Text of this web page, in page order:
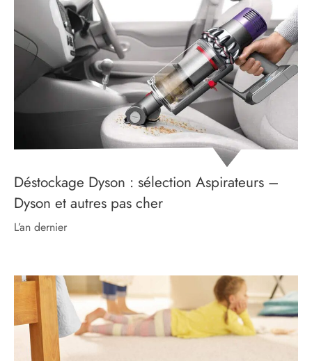
Déstockage Dyson : sélection Aspirateurs –
Dyson et autres pas cher
l’an dernier